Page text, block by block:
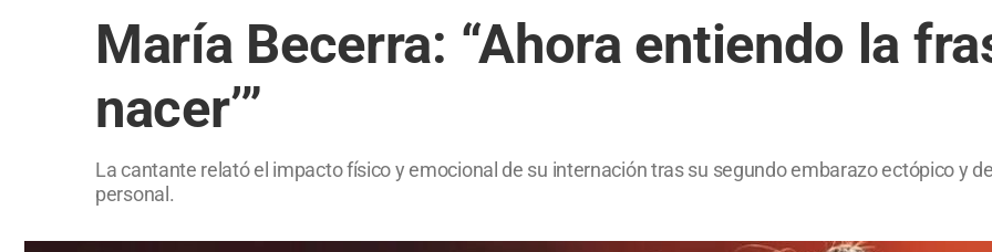
María Becerra: “Ahora entiendo la
nacer’”
La cantante relató el impacto físico y emocional de su internación tras su segundo embarazo ectópico y
personal.